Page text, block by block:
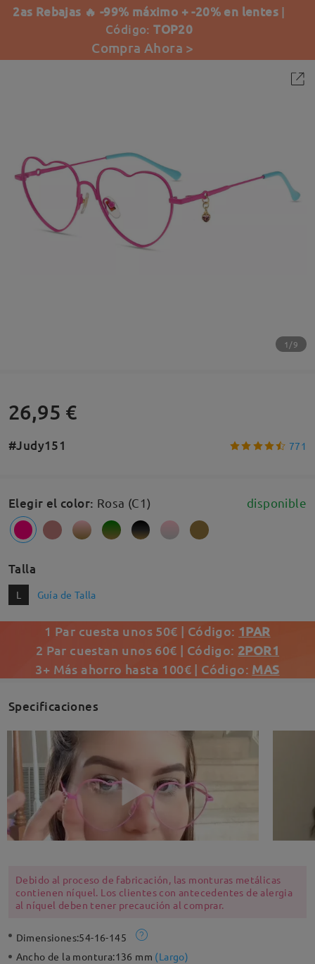
2as Rebajas 🔥 -99% máximo + -20% en lentes |
Código:TOP20
Compra Ahora >
1/9
26,95 €
#Judy151 771
Elegir el color: Rosa (C1) disponible
Talla
L Guía de Talla
1 Par cuesta unos 50€ | Código: 1PAR
2 Par cuestan unos 60€ | Código: 2POR1
3+ Más ahorro hasta 100€ | Código: MAS
Specificaciones
Debido al proceso de fabricación, las monturas metálicas
contienen níquel. Los clientes con antecedentes de alergia
al níquel deben tener precaución al comprar.
Dimensiones:54-16-145
Ancho de la montura:136 mm (Largo)